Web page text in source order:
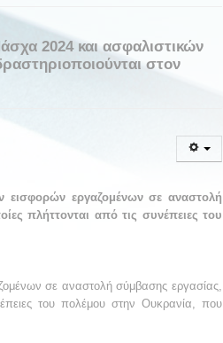
2024 και ασφαλιστικών
στον
εισφορών εργαζομένων σε αναστολή
πλήττονται από τις συνέπειες του
σε αναστολή σύμβασης εργασίας,
του πολέμου στην Ουκρανία, που